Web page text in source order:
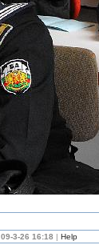
09-3-26 16:18 | Help